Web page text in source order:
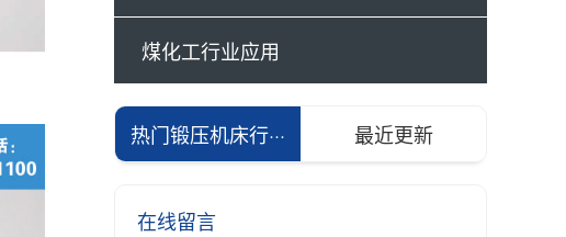
煤化工行业应用
热门锻压机床行··· 最近更新
在线留言